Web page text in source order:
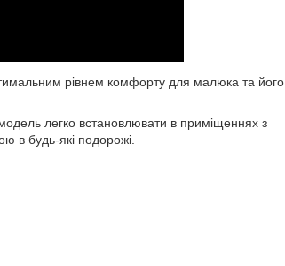
рівнем комфорту для малюка та його
легко встановлювати в приміщеннях з
в будь-які подорожі.